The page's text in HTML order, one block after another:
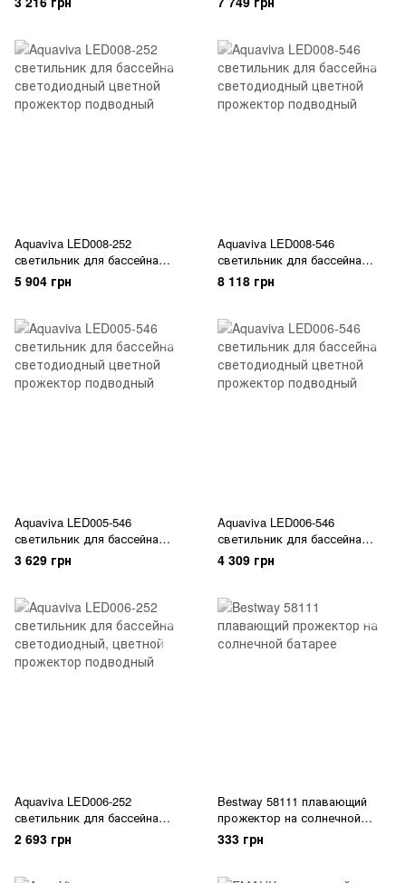
прожектор подводный,
стали
прожектор подводный
Aquaviva LED008-252
светильник для бассейна
светодиодный цветной
прожектор подводный
5 904 грн
Aquaviva LED008-546
светильник для бассейна
светодиодный цветной
прожектор подводный
8 118 грн
Aquaviva LED005-546
светильник для бассейна
светодиодный цветной
прожектор подводный
3 629 грн
Aquaviva LED006-546
светильник для бассейна
светодиодный цветной
прожектор подводный
4 309 грн
Aquaviva LED006-252
светильник для бассейна
светодиодный, цветной
прожектор подводный
2 693 грн
Bestway 58111 плавающий
прожектор на солнечной
батарее
333 грн